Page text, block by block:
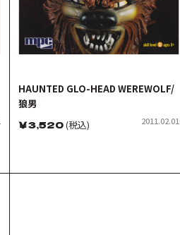
HAUNTED GLO-HEAD WEREWOLF/
狼男
￥3,520(税込) 2011.02.01